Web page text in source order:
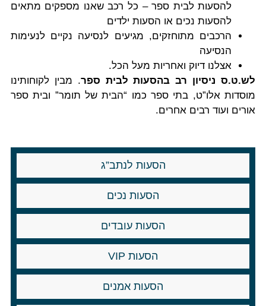
להסעות לבית ספר – כל רכב שאנו מספקים מתאים
להסעות נכים או הסעות ילדים
הרכבים מתוחזקים, מגיעים לנסיעה נקיים לנעימות
הנסיעה
אצלנו דיוק ואחריות מעל הכל.
לש.ט.ס ניסיון רב בהסעות לבית ספר. מבין לקוחותינו
מוסדות אלו”ט, בתי ספר כמו “הבית של תומר” ובית ספר
אורים ועוד רבים אחרים.
הסעות לנתב”ג
הסעות נכים
הסעות עובדים
הסעות VIP
הסעות אמנים